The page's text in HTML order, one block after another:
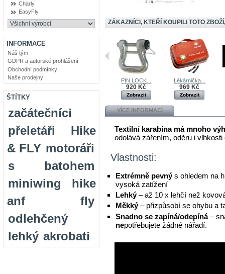
Charly
EasyFly
INFORMACE
Náš tým
GDPR a autorské prohlášení
Obchodní podmínky
Naše prodejny
ŠTÍTKY
začátečníci
přeletáři
Hike
& FLY motoráři
s batohem
miniwing
hike
anf fly
odlehčený
lehký akrobati
ZÁKAZNÍCI, KTEŘÍ KOUPILI TOTO
PIN LOCK...
920 Kč
Zobrazit
Lékárnička...
969 Kč
Zobrazit
VÍCE INFORMACÍ
Textilní karabina má mnoho
odolává zářením, oděru i
Vlastnosti:
Extrémně pevnýs ohledem na
vysoká zatížení
Lehký– až 10 x lehčí než
Měkký– přizpůsobí se ohybu a
Snadno se zapíná/odepíná–
nepotřebujete žádné nářadí.